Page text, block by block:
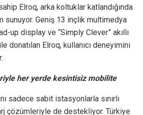
Elroq, arka koltuklar katlandığında
sunuyor. Geniş 13 inçlik multimedya
up display ve “Simply Clever” akıllı
donatılan Elroq, kullanıcı deneyimini
her yerde kesintisiz mobilite
sadece sabit istasyonlarla sınırlı
çözümleriyle de destekliyor. Türkiye